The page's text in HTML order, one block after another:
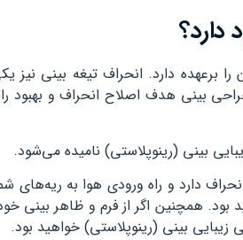
دارد؟
برعهده دارد. انحراف تیغه بینی
بینی هدف اصلاح انحراف و بهبود
بینی (رینوپلاستی) نامیده می‌شود.
دارد و راه ورودی هوا به ریه‌های
بود. همچنین اگر از فرم و ظاهر
بینی (رینوپلاستی) خواهید بود.